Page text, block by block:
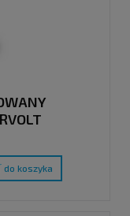
do koszyka